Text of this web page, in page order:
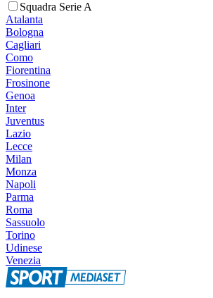
Squadra Serie A
Atalanta
Bologna
Cagliari
Como
Fiorentina
Frosinone
Genoa
Inter
Juventus
Lazio
Lecce
Milan
Monza
Napoli
Parma
Roma
Sassuolo
Torino
Udinese
Venezia